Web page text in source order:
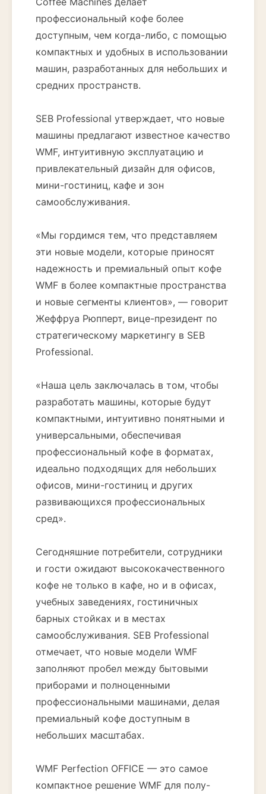
профессиональный кофе более
доступным, чем когда-либо, с помощью
компактных и удобных в использовании
машин, разработанных для небольших и
средних пространств.
SEB Professional утверждает, что новые
машины предлагают известное качество
WMF, интуитивную эксплуатацию и
привлекательный дизайн для офисов,
мини-гостиниц, кафе и зон
самообслуживания.
«Мы гордимся тем, что представляем
эти новые модели, которые приносят
надежность и премиальный опыт кофе
WMF в более компактные пространства
и новые сегменты клиентов», — говорит
Жеффруа Рюпперт, вице-президент по
стратегическому маркетингу в SEB
Professional.
«Наша цель заключалась в том, чтобы
разработать машины, которые будут
компактными, интуитивно понятными и
универсальными, обеспечивая
профессиональный кофе в форматах,
идеально подходящих для небольших
офисов, мини-гостиниц и других
развивающихся профессиональных
сред».
Сегодняшние потребители, сотрудники
и гости ожидают высококачественного
кофе не только в кафе, но и в офисах,
учебных заведениях, гостиничных
барных стойках и в местах
самообслуживания. SEB Professional
отмечает, что новые модели WMF
заполняют пробел между бытовыми
приборами и полноценными
профессиональными машинами, делая
премиальный кофе доступным в
небольших масштабах.
WMF Perfection OFFICE — это самое
компактное решение WMF для полу-